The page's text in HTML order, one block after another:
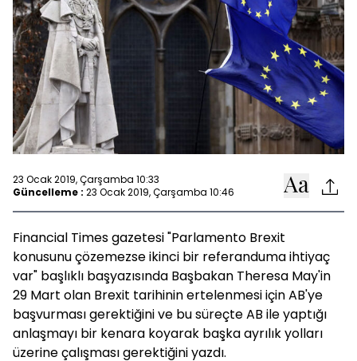
23 Ocak 2019, Çarşamba 10:33
Güncelleme : 23 Ocak 2019, Çarşamba 10:46
Financial Times gazetesi "Parlamento Brexit
konusunu çözemezse ikinci bir referanduma ihtiyaç
var" başlıklı başyazısında Başbakan Theresa May'in
29 Mart olan Brexit tarihinin ertelenmesi için AB'ye
başvurması gerektiğini ve bu süreçte AB ile yaptığı
anlaşmayı bir kenara koyarak başka ayrılık yolları
üzerine çalışması gerektiğini yazdı.